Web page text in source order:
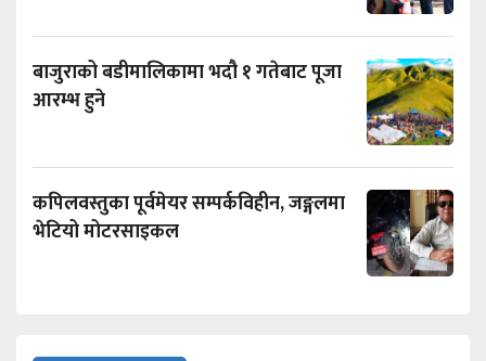
बाजुराको बडीमालिकामा भदौ १ गतेबाट पूजा
आरम्भ हुने
कपिलवस्तुका पूर्वमेयर सम्पर्कविहीन, जङ्गलमा
भेटियो मोटरसाइकल